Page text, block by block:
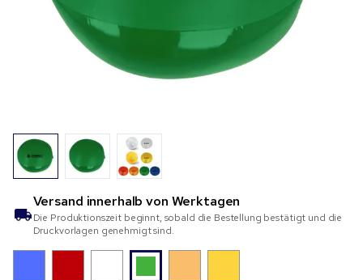
Versand innerhalb von Werktagen
Die Produktionszeit beginnt, sobald die Bestellung bestätigt und die
Druckvorlagen genehmigt sind.